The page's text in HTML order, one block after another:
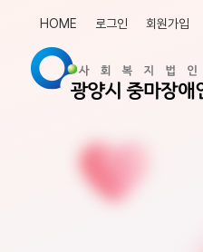
HOME 로그인 회원가입